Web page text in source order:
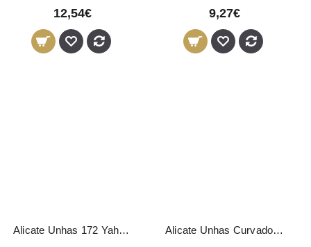
12,54€ 9,27€
Alicate Unhas 172 Yahari Ackermann Alicate Unhas Curvado 14cm - 25mm